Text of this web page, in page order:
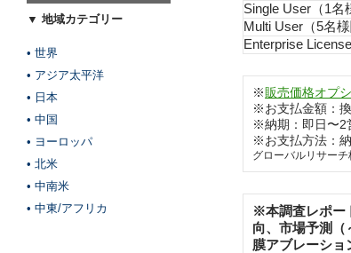
Single User（1名
Multi User（5名様
Enterprise
※販売価格オプ
※お支払金額：
※納期：即日〜2
※お支払方法：
グローバルリサーチ
※本調査レポー
向、市場予測（
膜アブレーショ
▼ 地域カテゴリー
• 世界
• アジア太平洋
• 日本
• 中国
• ヨーロッパ
• 北米
• 中南米
• 中東/アフリカ